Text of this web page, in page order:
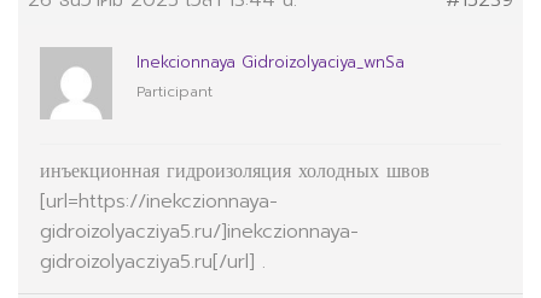
Inekcionnaya Gidroizolyaciya_wnSa
Participant
инъекционная гидроизоляция холодных швов
[url=https://inekczionnaya-
gidroizolyacziya5.ru/]inekczionnaya-
gidroizolyacziya5.ru[/url] .